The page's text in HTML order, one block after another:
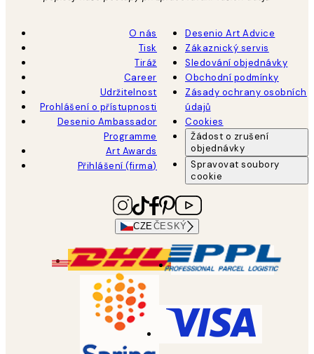
O nás
Tisk
Tiráž
Career
Udržitelnost
Prohlášení o přístupnosti
Desenio Ambassador
Programme
Art Awards
Přihlášení (firma)
Desenio Art Advice
Zákaznický servis
Sledování objednávky
Obchodní podmínky
Zásady ochrany osobních
údajů
Cookies
Žádost o zrušení
objednávky
Spravovat soubory
cookie
CZEČESKÝ